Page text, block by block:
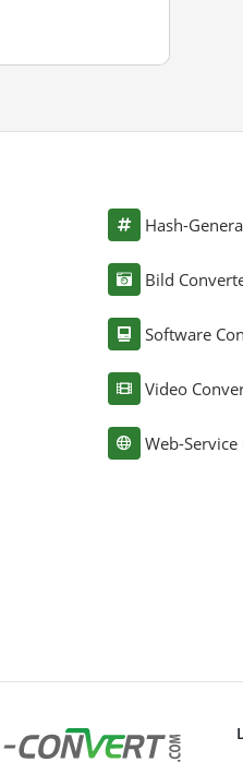
Hash-
Bild
Software
Video
Web-